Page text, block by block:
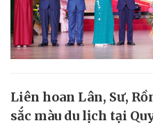
Liên hoan Lân, Sư,
sắc màu du lịch tại